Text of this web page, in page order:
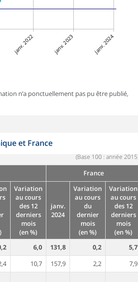
janv. 2022 janv. 2023 janv. 2024
n’a ponctuellement pas pu être publié,
et France
(Base 100 : année
France
Variation
au cours
des 12
derniers
mois
(en %)
janv.
2024
Variation
au cours
du
dernier
mois
(en %)
Variation
au cours
des 12
derniers
mois
(en %)
6,0 131,8 0,2
5,7
10,7 157,9 2,2
7,9